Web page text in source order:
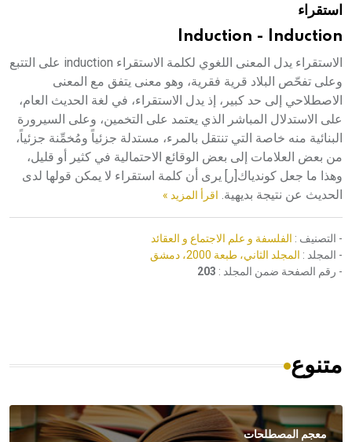
استقراء
Induction - Induction
الاستقراء يدل المعنى اللغوي لكلمة الاستقراء induction على التتبع
وعلى تفحّص البلاد قرية فقرية، وهو معنى يتفق مع المعنى
الاصطلاحي إلى حد كبير، إذ يدل الاستقراء، في لغة الحديث العام،
على الاستدلال المباشر الذي يعتمد على التخمين، وعلى السيرورة
البنائية منه خاصة التي تنتقل بالمرء، مستدلة جزئياً ومُخمِّنة جزئياً،
من بعض العلامات إلى بعض الوقائع الاحتمالية في كثير أو قليل،
وهذا ما جعل كوندياك[ر] يرى أن كلمة استقراء لا يمكن قولها لدى
الحديث عن نتيجة بديهية. اقرأ المزيد »
- التصنيف : الفلسفة و علم الاجتماع و العقائد
- المجلد : المجلد الثاني، طبعة 2000، دمشق
- رقم الصفحة ضمن المجلد : 203
متنوع
معجم المصطلحات